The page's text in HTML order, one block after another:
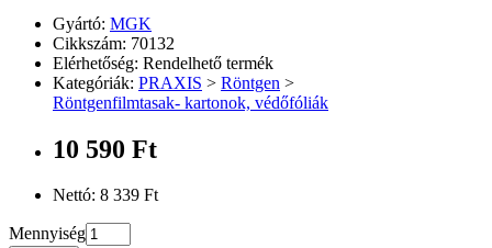
Gyártó: MGK
Cikkszám: 70132
Elérhetőség: Rendelhető termék
Kategóriák: PRAXIS > Röntgen >
Röntgenfilmtasak- kartonok, védőfóliák
10 590 Ft
Nettó: 8 339 Ft
Mennyiség